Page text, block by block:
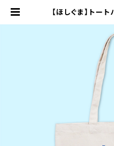
【ほしぐま】トー